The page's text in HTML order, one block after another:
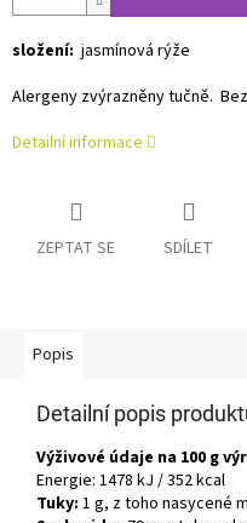
složení: jasmínová rýže
Alergeny zvýrazněny tučně.
Detailní informace
ZEPTAT SE SDÍLET
Popis
Detailní popis
Výživové údaje na 100 g
Energie: 1478 kJ / 352 kcal
Tuky: 1 g, z toho nasycené